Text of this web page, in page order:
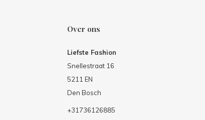
Over ons
Liefste Fashion
Snellestraat 16
5211 EN
Den Bosch
+31736126885